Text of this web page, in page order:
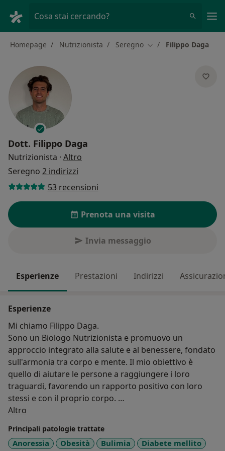
Cosa stai cercando?
Homepage Nutrizionista Seregno Cambia città
Filippo Daga
Dott. Filippo Daga
Nutrizionista · Altro
Seregno 2 indirizzi
53 recensioni
Prenota una visita
Invia messaggio
Esperienze Prestazioni Indirizzi
Esperienze
Mi chiamo Filippo Daga.
Sono un Biologo Nutrizionista e promuovo un
approccio integrato alla salute e al benessere, fondato
sull'armonia tra corpo e mente. Il mio obiettivo è
quello di aiutare le persone a raggiungere i loro
traguardi, favorendo un rapporto positivo con loro
stessi e con il proprio corpo.
Mi sono laureato con il massimo dei voti in Scienze
Milano Statale e ho successivamente conseguito, nel
2023, la laurea magistrale con lode in Biologia
Altro
Principali patologie trattate
Anoressia Obesità Bulimia
Diabete mellito